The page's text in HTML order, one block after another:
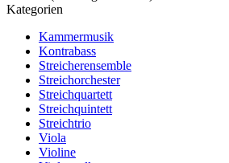
Kategorien
Kammermusik
Kontrabass
Streicherensemble
Streichorchester
Streichquartett
Streichquintett
Streichtrio
Viola
Violine